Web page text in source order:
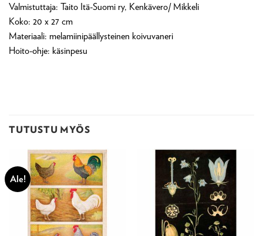
Valmistuttaja: Taito Itä-Suomi ry, Kenkävero/ Mikkeli
Koko: 20 x 27 cm
Materiaali: melamiinipäällysteinen koivuvaneri
Hoito-ohje: käsinpesu
TUTUSTU MYÖS
Ale!